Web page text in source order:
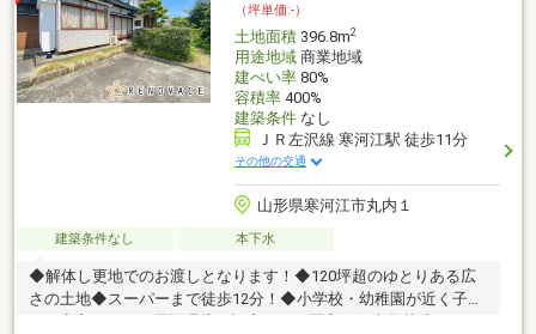
（坪単価:-）
土地面積396.8m2
用途地域商業地域
建ぺい率80%
容積率400%
建築条件なし
ＪＲ左沢線 寒河江駅 徒歩11分
その他の交通
山形県寒河江市丸内１
建築条件なし 本下水
◆解体し更地でのお渡しとなります！◆120坪超のゆとりある広
さの土地◆スーパーまで徒歩12分！◆小学校・幼稚園が近く子育